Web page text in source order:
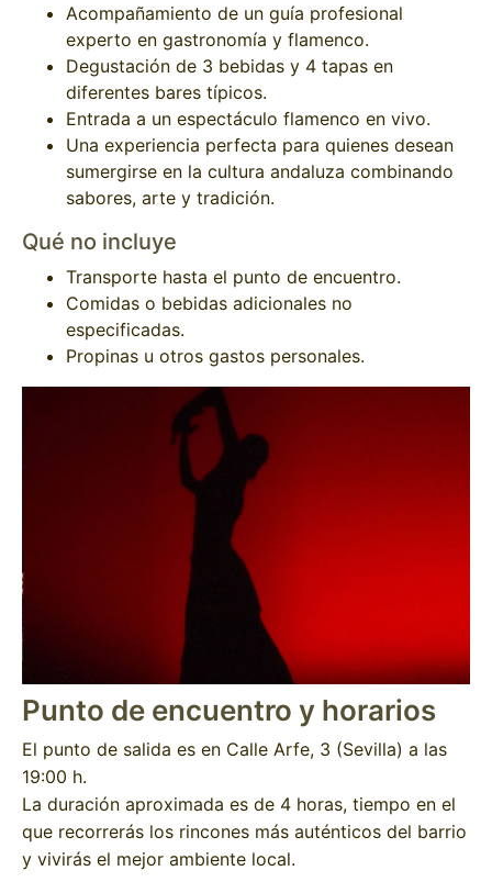
Acompañamiento de un guía profesional
experto en gastronomía y flamenco.
Degustación de 3 bebidas y 4 tapas en
diferentes bares típicos.
Entrada a un espectáculo flamenco en vivo.
Una experiencia perfecta para quienes desean
sumergirse en la cultura andaluza combinando
sabores, arte y tradición.
Qué no incluye
Transporte hasta el punto de encuentro.
Comidas o bebidas adicionales no
especificadas.
Propinas u otros gastos personales.
Punto de encuentro y horarios
El punto de salida es en Calle Arfe, 3 (Sevilla) a las
19:00 h.
La duración aproximada es de 4 horas, tiempo en el
que recorrerás los rincones más auténticos del barrio
y vivirás el mejor ambiente local.